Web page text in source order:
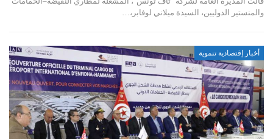
والمنستير الدوليين، السيدة ميلاني لوفابر،…
أخبار إقتصادية تنموية